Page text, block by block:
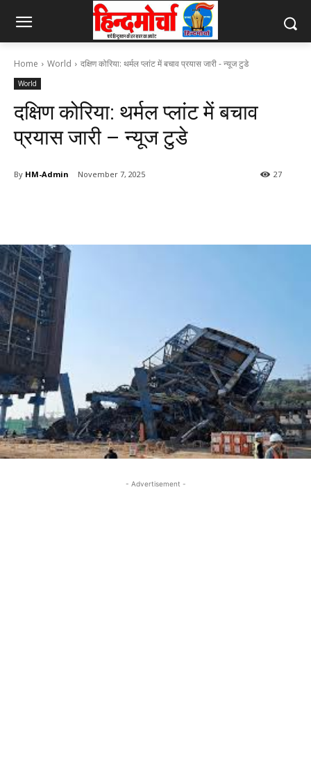
Home World दक्षिण कोरिया: थर्मल प्लांट में बचाव प्रयास जारी - न्यूज टुडे
World
दक्षिण कोरिया: थर्मल प्लांट में बचाव
प्रयास जारी – न्यूज टुडे
By HM-Admin November 7, 2025 27
- Advertisement -